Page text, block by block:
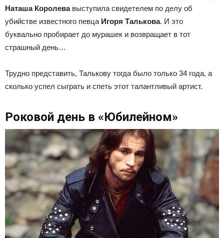
Наташа Королевавыступила свидетелем по делу об
убийстве известного певца Игоря Талькова. И это
буквально пробирает до мурашек и возвращает в тот
страшный день…
Трудно представить, Талькову тогда было только 34 года, а
сколько успел сыграть и спеть этот талантливый артист.
Роковой день в «Юбилейном»